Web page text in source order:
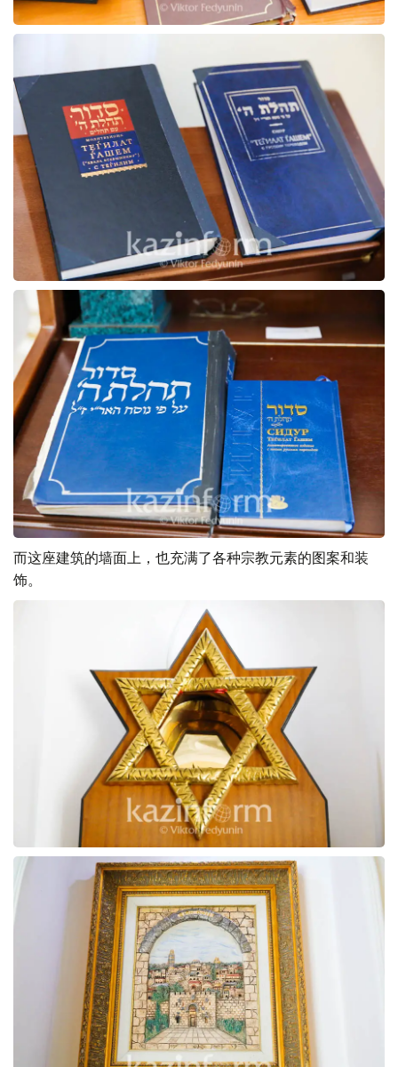
而这座建筑的墙面上，也充满了各种宗教元素的图案和装
饰。